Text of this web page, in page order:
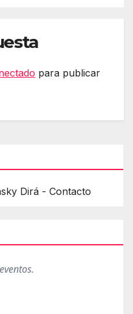
para publicar
Dirá - Contacto